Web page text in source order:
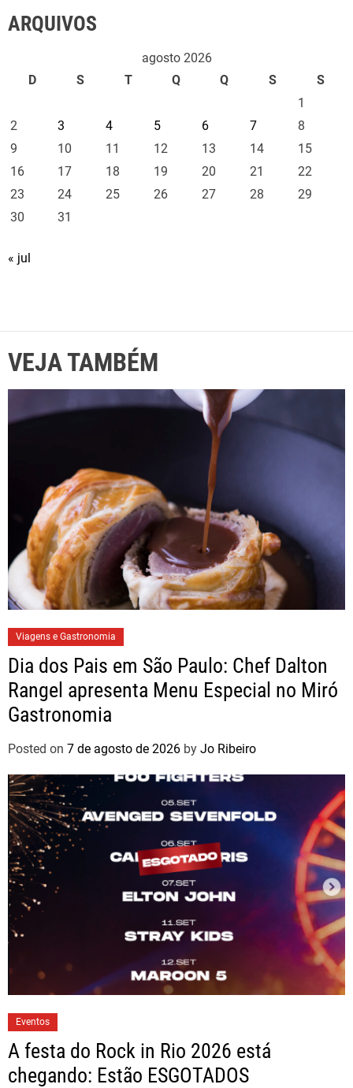
ARQUIVOS
agosto 2026
D
S T Q Q S
S
1
2
3 4 5 6 7
8
9
10 11 12 13 14
15
16
17 18 19 20 21
22
23
24 25 26 27 28
29
30
31
« jul
VEJA TAMBÉM
Viagens e Gastronomia
Dia dos Pais em São Paulo: Chef Dalton
Rangel apresenta Menu Especial no Miró
Gastronomia
Posted on 7 de agosto de 2026 by Jo Ribeiro
Eventos
A festa do Rock in Rio 2026 está
chegando: Estão ESGOTADOS